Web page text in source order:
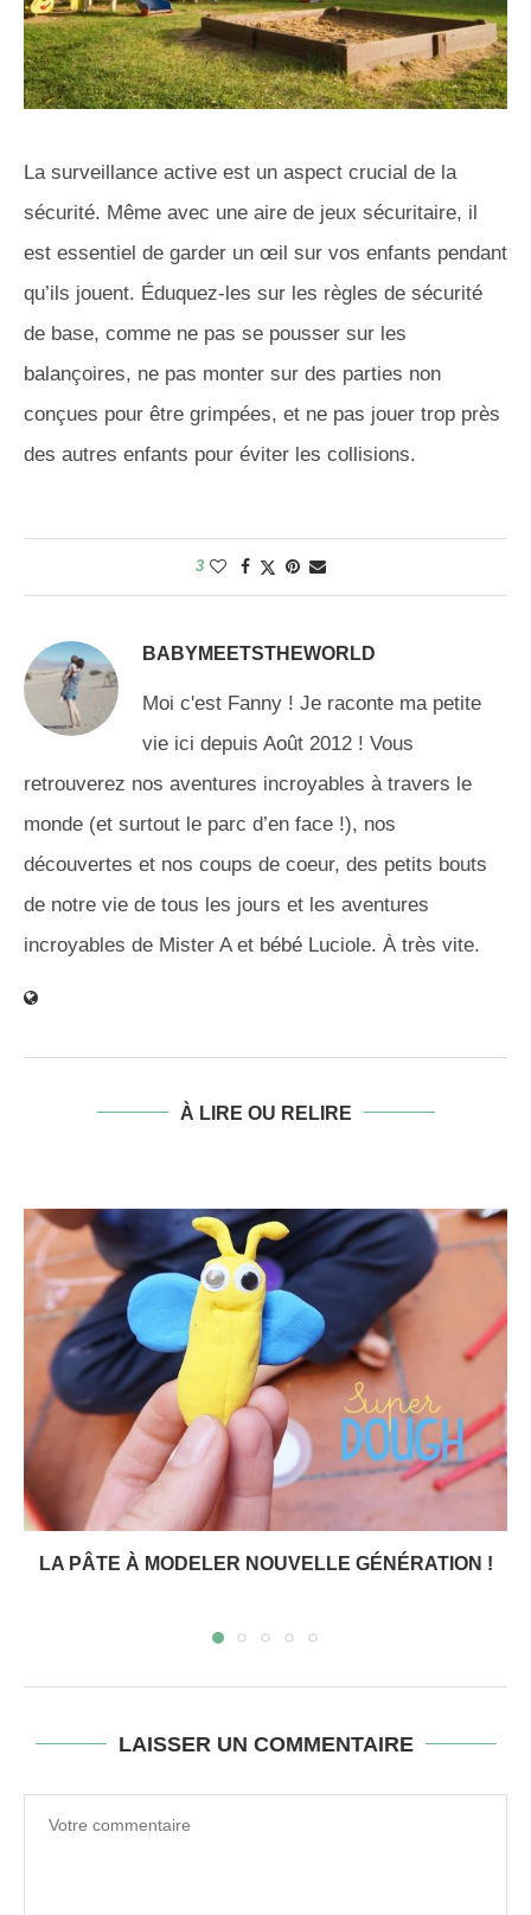
La surveillance active est un aspect crucial de la
sécurité. Même avec une aire de jeux sécuritaire, il
est essentiel de garder un œil sur vos enfants pendant
qu’ils jouent. Éduquez-les sur les règles de sécurité
de base, comme ne pas se pousser sur les
balançoires, ne pas monter sur des parties non
conçues pour être grimpées, et ne pas jouer trop près
des autres enfants pour éviter les collisions.
3
BABYMEETSTHEWORLD
Moi c'est Fanny ! Je raconte ma petite
vie ici depuis Août 2012 ! Vous
retrouverez nos aventures incroyables à travers le
monde (et surtout le parc d’en face !), nos
découvertes et nos coups de coeur, des petits bouts
de notre vie de tous les jours et les aventures
incroyables de Mister A et bébé Luciole. À très vite.
À LIRE OU RELIRE
LA PÂTE À MODELER NOUVELLE GÉNÉRATION !
LAISSER UN COMMENTAIRE